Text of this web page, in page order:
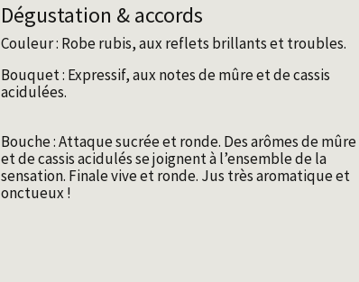
Dégustation & accords
Couleur : Robe rubis, aux reflets brillants et troubles.
Bouquet : Expressif, aux notes de mûre et de cassis
acidulées.
Bouche : Attaque sucrée et ronde. Des arômes de mûre
et de cassis acidulés se joignent à lʼensemble de la
sensation. Finale vive et ronde. Jus très aromatique et
onctueux !